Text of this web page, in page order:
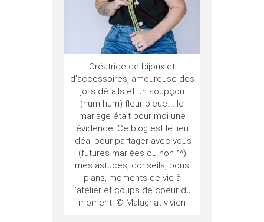
Créatrice de bijoux et
d'accessoires, amoureuse des
jolis détails et un soupçon
(hum hum) fleur bleue.... le
mariage était pour moi une
évidence! Ce blog est le lieu
idéal pour partager avec vous
(futures mariées ou non ^^)
mes astuces, conseils, bons
plans, moments de vie à
l'atelier et coups de coeur du
moment! © Malagnat vivien